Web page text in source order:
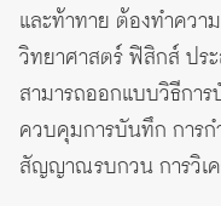
และท้าทาย ต้องทำควา
วิทยาศาสตร์ ฟิสิกส์ ปร
สามารถออกแบบวิธีกา
ควบคุมการบันทึก การ
สัญญาณรบกวน การวิเ